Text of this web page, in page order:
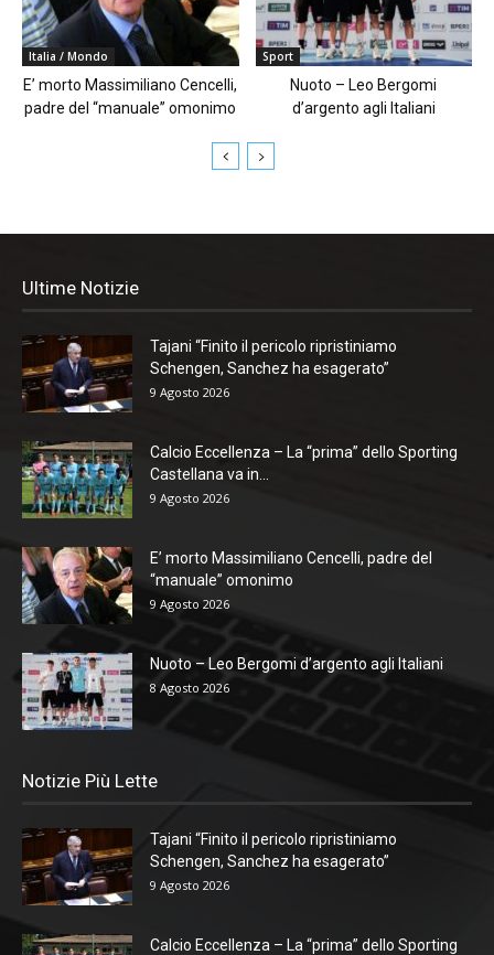
Italia / Mondo
E’ morto Massimiliano Cencelli,
padre del “manuale” omonimo
Sport
Nuoto – Leo Bergomi
d’argento agli Italiani
Ultime Notizie
Tajani “Finito il pericolo ripristiniamo
Schengen, Sanchez ha esagerato”
9 Agosto 2026
Calcio Eccellenza – La “prima” dello Sporting
Castellana va in...
9 Agosto 2026
E’ morto Massimiliano Cencelli, padre del
“manuale” omonimo
9 Agosto 2026
Nuoto – Leo Bergomi d’argento agli Italiani
8 Agosto 2026
Notizie Più Lette
Tajani “Finito il pericolo ripristiniamo
Schengen, Sanchez ha esagerato”
9 Agosto 2026
Calcio Eccellenza – La “prima” dello Sporting